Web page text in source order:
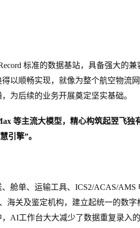
标准的数据基站，具备强大的兼
以顺畅实现，就像为整个航空物流
为后续的业务开展奠定坚实基础。
等主流大模型，精心构筑起翌飞独
引擎”。
舱单、运输工具、ICS2/ACAS/AMS
海关及鉴定机构，建立起统一的数字
AI工作台大大减少了数据重复录入